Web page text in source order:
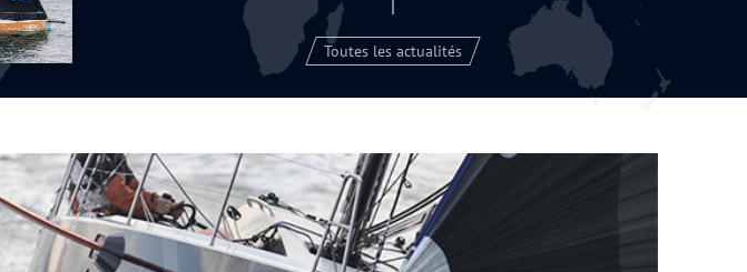
Toutes les actualités